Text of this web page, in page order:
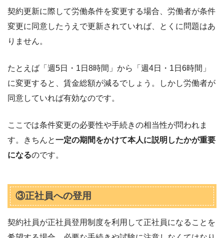
契約更新に際して労働条件を変更する場合、労働者が条件
変更に同意したうえで更新されていれば、とくに問題はあ
りません。
たとえば「週5日・1日8時間」から「週4日・1日6時間」
に変更すると、賃金総額が減るでしょう。しかし労働者が
同意していれば有効なのです。
ここでは条件変更の必要性や手続きの相当性が問われま
す。きちんと一定の期間をかけて本人に説明したかが重要
になるのです。
③正社員への登用
契約社員が正社員登用制度を利用して正社員になることを